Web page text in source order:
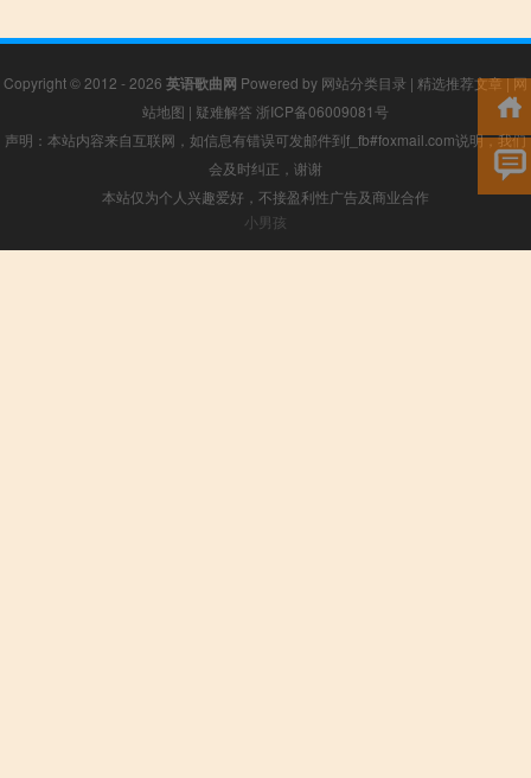
Copyright © 2012 - 2026 英语歌曲网 Powered by 网站分类目录 | 精选推荐文章|网
站地图 | 疑难解答 浙ICP备06009081号
声明：本站内容来自互联网，如信息有错误可发邮件到f_fb#foxmail.com说明，我们
会及时纠正，谢谢
本站仅为个人兴趣爱好，不接盈利性广告及商业合作
小男孩